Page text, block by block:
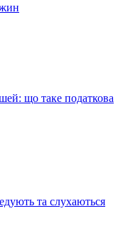
що таке податкова
та слухаються